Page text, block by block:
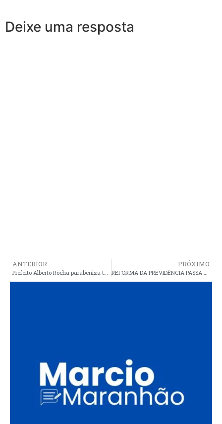
Deixe uma resposta
ANTERIOR
Prefeito Alberto Rocha parabeniza todos os trabalhadores pelo seu dia
PRÓXIMO
REFORMA DA PREVIDÊNCIA PASSA NA COMISSÃO, MAS NÃO TEM DATA PARA IR A PLENÁRIO